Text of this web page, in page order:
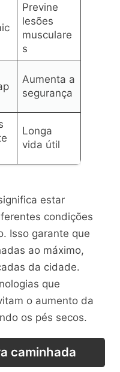
Previne
lesões
musculare
s
Aumenta a
segurança
Longa
vida útil
estar
condições
Isso garante que
ao máximo,
da cidade.
que
o aumento da
os pés secos.
caminhada